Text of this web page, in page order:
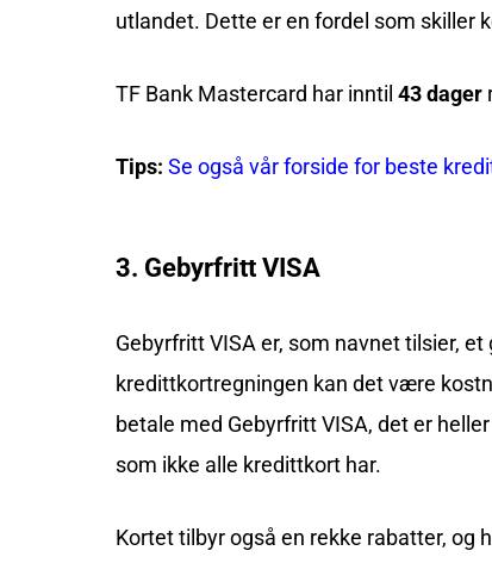
utlandet. Dette er en fordel som skiller
TF Bank Mastercard har inntil 43 dager
Tips: Se også vår forside for beste
3. Gebyrfritt VISA
Gebyrfritt VISA er, som navnet tilsier,
kredittkortregningen kan det være
betale med Gebyrfritt VISA, det er
som ikke alle kredittkort har.
Kortet tilbyr også en rekke rabatter, og